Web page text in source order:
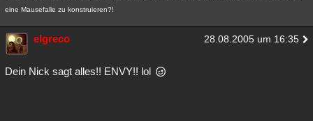
eine Mausefalle zu konstruieren?!
elgreco 28.08.2005 um 16:35
Dein Nick sagt alles!! ENVY!! lol